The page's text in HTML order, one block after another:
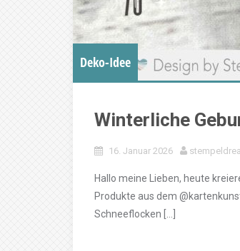
Deko-Idee
Winterliche
16. Januar 2026
Hallo meine Lieben, heute
Produkte aus dem
Schneeflocken […]